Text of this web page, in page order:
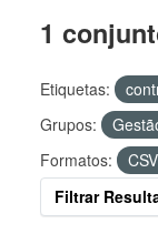
1
Etiquetas:
Grupos:
Formatos:
CSV
Filtrar